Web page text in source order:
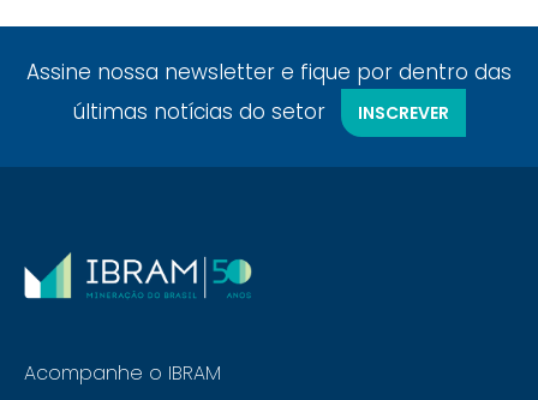
Assine nossa newsletter e fique por dentro das
últimas notícias do setor
INSCREVER
Acompanhe o IBRAM